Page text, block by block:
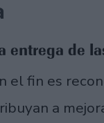
entrega de
el fin es
a